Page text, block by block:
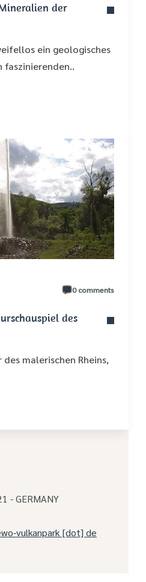
der
ein geologisches
faszinierenden..
0 comments
des
malerischen Rheins,
- GERMANY
vulkanpark [dot] de